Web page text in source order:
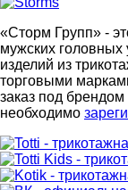
«Сторм Групп» -
мужских головных
изделий из
торговыми
заказ под брендом
необходимо